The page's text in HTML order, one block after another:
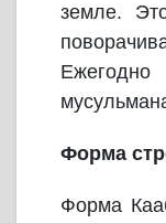
земле.
Форма
Форма